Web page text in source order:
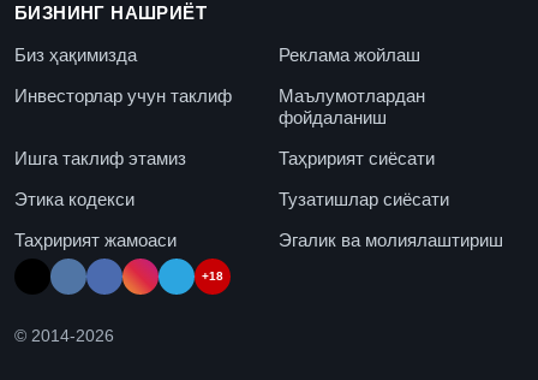
БИЗНИНГ НАШРИЁТ
Биз ҳақимизда
Реклама жойлаш
Инвесторлар учун таклиф
Маълумотлардан
фойдаланиш
Ишга таклиф этамиз
Таҳририят сиёсати
Этика кодекси
Тузатишлар сиёсати
Таҳририят жамоаси
Эгалик ва молиялаштириш
+18
© 2014-2026